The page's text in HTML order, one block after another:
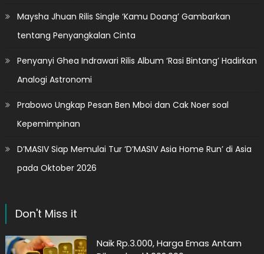
Maysha Jhuan Rilis Single ‘Kamu Doang’ Gambarkan
tentang Penyangkalan Cinta
Penyanyi Ghea Indrawari Rilis Album ‘Rasi Bintang’ Hadirkan
Analogi Astronomi
Prabowo Ungkap Pesan Ben Mboi dan Cak Noer soal
Kepemimpinan
D’MASIV Siap Memulai Tur ‘D’MASIV Asia Home Run’ di Asia
pada Oktober 2026
Don't Miss it
Naik Rp.3.000, Harga Emas Antam